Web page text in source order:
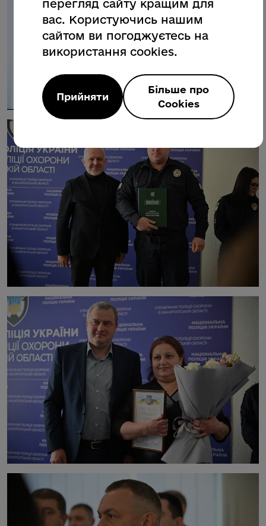
перегляд сайту кращим для
вас. Користуючись нашим
сайтом ви погоджуєтесь на
використання cookies.
Прийняти
Більше про
Cookies